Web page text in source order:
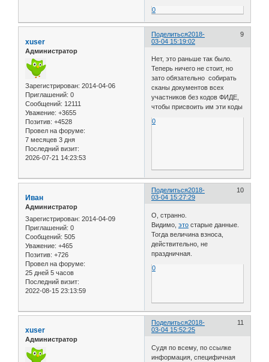
0
Поделиться 9
2018-
03-04 15:19:02
xuser
Администратор
Зарегистрирован: 2014-04-06
Приглашений: 0
Сообщений: 12111
Уважение: +3655
Позитив: +4528
Провел на форуме:
7 месяцев 3 дня
Последний визит:
2026-07-21 14:23:53
Нет, это раньше так было.
Теперь ничего не стоит, но
зато обязательно собирать
сканы документов всех
участников без кодов ФИДЕ,
чтобы присвоить им эти коды
0
Поделиться 10
2018-
03-04 15:27:29
Иван
Администратор
Зарегистрирован: 2014-04-09
Приглашений: 0
Сообщений: 505
Уважение: +465
Позитив: +726
Провел на форуме:
25 дней 5 часов
Последний визит:
2022-08-15 23:13:59
О, странно.
Видимо,это старые данные.
Тогда величина взноса,
действительно, не
праздничная.
0
Поделиться 11
2018-
03-04 15:52:25
xuser
Администратор
Судя по всему, по ссылке
информация, специфичная